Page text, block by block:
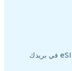
سيصلك رمز الاستجابة السريعة (QR) لـ eSIM في بريدك